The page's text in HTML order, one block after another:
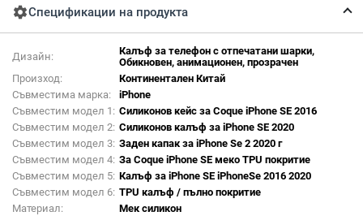
settingsСпецификации на продукта
Дизайн:
Калъф за телефон с отпечатани шарки,
Обикновен, анимационен, прозрачен
Произход:
Континентален Китай
Съвместима марка:
iPhone
Съвместим модел 1: Силиконов кейс за Coque iPhone SE 2016
Съвместим модел 2: Силиконов калъф за iPhone SE 2020
Съвместим модел 3: Заден капак за iPhone Se 2 2020 г
Съвместим модел 4: За Coque iPhone SE меко TPU покритие
Съвместим модел 5: Калъф за iPhone SE iPhoneSe 2016 2020
Съвместим модел 6: TPU калъф / пълно покритие
Материал:
Мек силикон